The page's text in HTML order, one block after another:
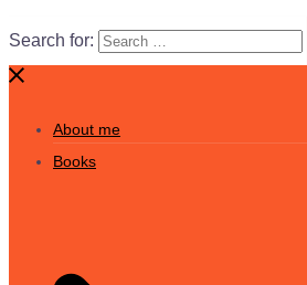
Search for:
About me
Books